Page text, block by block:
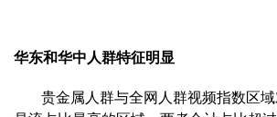
华东和华中人群特征明显
贵金属人群与全网人群视频指数区